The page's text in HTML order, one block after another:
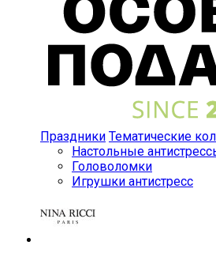
Праздники Тематические
Настольные
Головоломки
Игрушки антистресс